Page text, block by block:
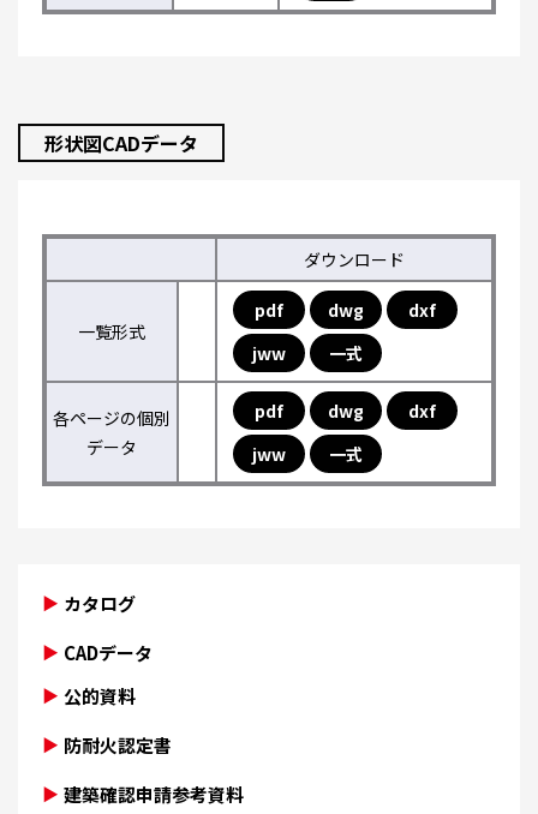
形状図CADデータ
ダウンロード
一覧形式
pdf dwg
dxf
jww
一式
各ページの個別
データ
pdf dwg
dxf
jww
一式
カタログ
CADデータ
公的資料
防耐火認定書
建築確認申請参考資料